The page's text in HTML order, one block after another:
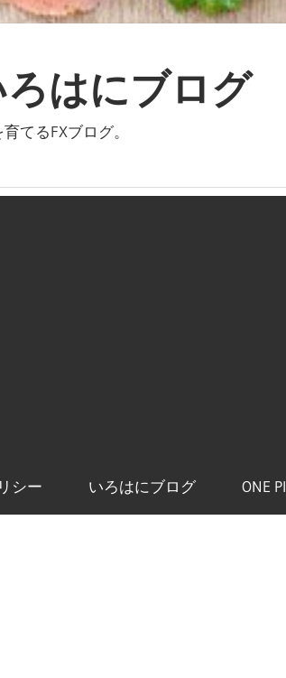
はにブログ
てるFXブログ。
シー いろはにブログ ONE